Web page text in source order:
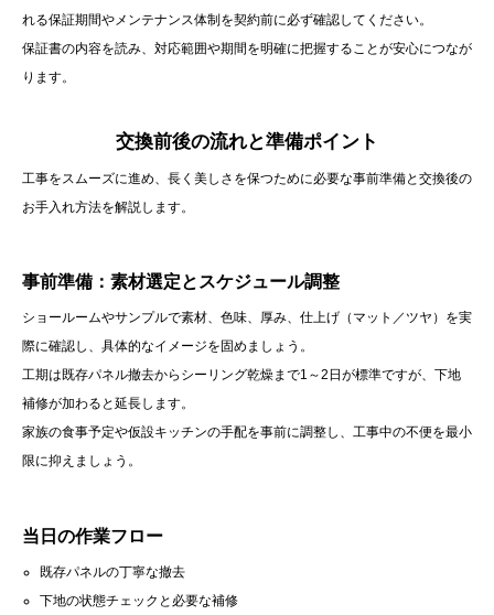
れる保証期間やメンテナンス体制を契約前に必ず確認してください。
保証書の内容を読み、対応範囲や期間を明確に把握することが安心につなが
ります。
交換前後の流れと準備ポイント
工事をスムーズに進め、長く美しさを保つために必要な事前準備と交換後の
お手入れ方法を解説します。
事前準備：素材選定とスケジュール調整
ショールームやサンプルで素材、色味、厚み、仕上げ（マット／ツヤ）を実
際に確認し、具体的なイメージを固めましょう。
工期は既存パネル撤去からシーリング乾燥まで1～2日が標準ですが、下地
補修が加わると延長します。
家族の食事予定や仮設キッチンの手配を事前に調整し、工事中の不便を最小
限に抑えましょう。
当日の作業フロー
既存パネルの丁寧な撤去
下地の状態チェックと必要な補修